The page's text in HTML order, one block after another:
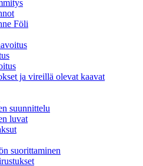
Föli
ja vireillä olevat kaavat
suunnittelu
luvat
suorittaminen